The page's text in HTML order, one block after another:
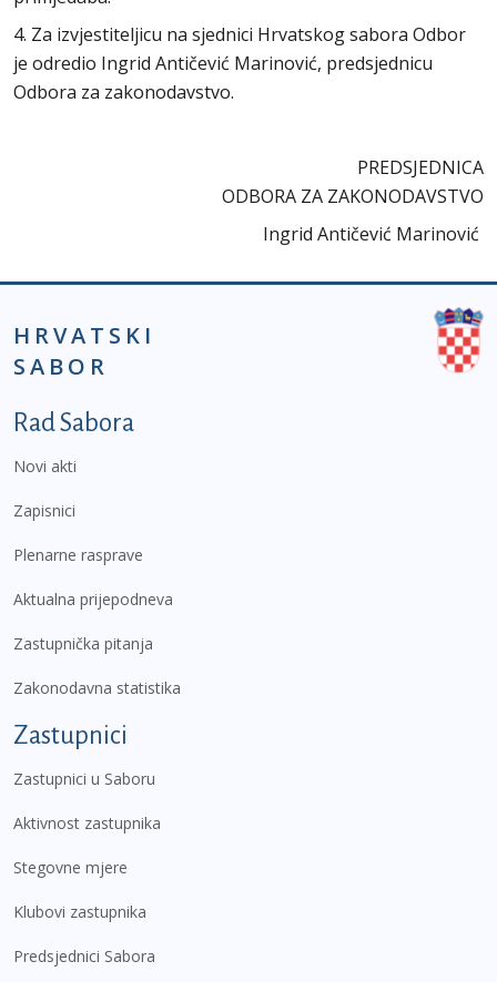
4. Za izvjestiteljicu na sjednici Hrvatskog sabora Odbor
je odredio Ingrid Antičević Marinović, predsjednicu
Odbora za zakonodavstvo.
PREDSJEDNICA
ODBORA ZA ZAKONODAVSTVO
Ingrid Antičević Marinović
HRVATSKI
SABOR
Podnožje prvi izbornik
Rad Sabora
Novi akti
Zapisnici
Plenarne rasprave
Aktualna prijepodneva
Zastupnička pitanja
Zakonodavna statistika
Zastupnici
Zastupnici u Saboru
Aktivnost zastupnika
Stegovne mjere
Klubovi zastupnika
Predsjednici Sabora